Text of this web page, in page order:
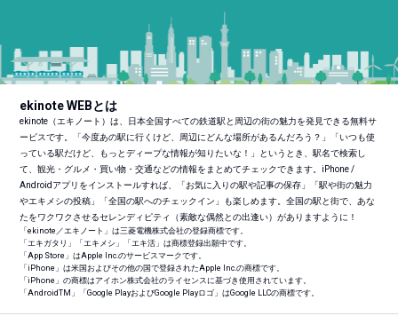
ekinote WEBとは
ekinote（エキノート）は、日本全国すべての鉄道駅と周辺の街の魅力を発見できる無料サ
ービスです。「今度あの駅に行くけど、周辺にどんな場所があるんだろう？」「いつも使
っている駅だけど、もっとディープな情報が知りたいな！」というとき、駅名で検索し
て、観光・グルメ・買い物・交通などの情報をまとめてチェックできます。iPhone /
Androidアプリをインストールすれば、「お気に入りの駅や記事の保存」「駅や街の魅力
やエキメシの投稿」「全国の駅へのチェックイン」も楽しめます。全国の駅と街で、あな
たをワクワクさせるセレンディピティ（素敵な偶然との出逢い）がありますように！
「ekinote／エキノート」は三菱電機株式会社の登録商標です。
「エキガタリ」「エキメシ」「エキ活」は商標登録出願中です。
「App Store」はApple Inc.のサービスマークです。
「iPhone」は米国およびその他の国で登録されたApple Inc.の商標です。
「iPhone」の商標はアイホン株式会社のライセンスに基づき使用されています。
「AndroidTM 」「Google PlayおよびGoogle Playロゴ」はGoogle LLCの商標です。